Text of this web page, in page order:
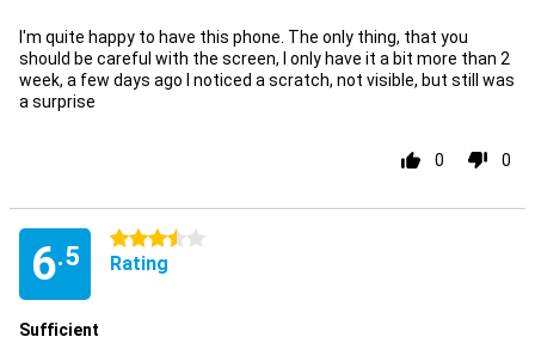
I'm quite happy to have this phone. The only thing, that you
should be careful with the screen, I only have it a bit more than 2
week, a few days ago I noticed a scratch, not visible, but still was
a surprise
0 0
6.5
3.5 stars
Rating
Sufficient